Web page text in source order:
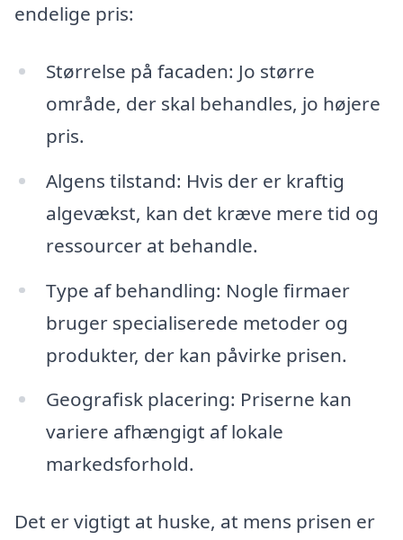
endelige pris:
Størrelse på facaden: Jo større
område, der skal behandles, jo højere
pris.
Algens tilstand: Hvis der er kraftig
algevækst, kan det kræve mere tid og
ressourcer at behandle.
Type af behandling: Nogle firmaer
bruger specialiserede metoder og
produkter, der kan påvirke prisen.
Geografisk placering: Priserne kan
variere afhængigt af lokale
markedsforhold.
Det er vigtigt at huske, at mens prisen er